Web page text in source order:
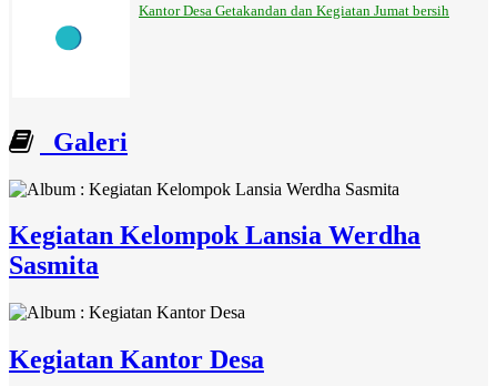
Kantor Desa Getakandan dan Kegiatan Jumat bersih
Galeri
Kegiatan Kelompok Lansia Werdha
Sasmita
Kegiatan Kantor Desa